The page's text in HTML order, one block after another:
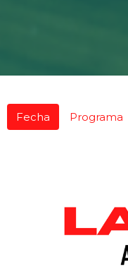
Fecha Programa